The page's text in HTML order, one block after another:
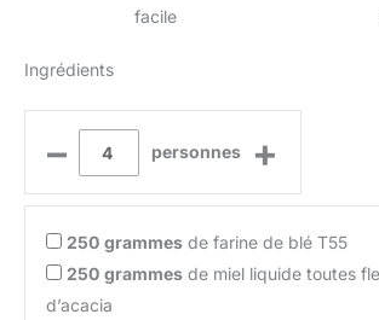
facile
Ingrédients
– personnes +
250 grammes de farine de blé T55
250 grammes de miel liquide toutes
d’acacia